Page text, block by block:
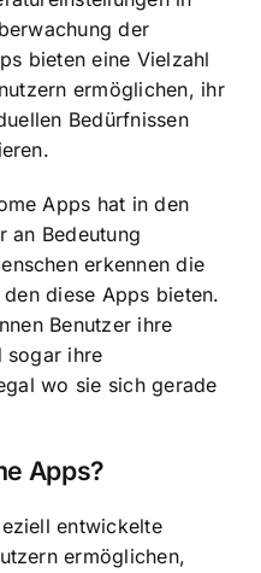
der
bieten eine Vielzahl
ermöglichen, ihr
Bedürfnissen
Apps hat in den
an Bedeutung
erkennen die
diese Apps bieten.
Benutzer ihre
sogar ihre
wo sie sich gerade
Apps?
entwickelte
ermöglichen,